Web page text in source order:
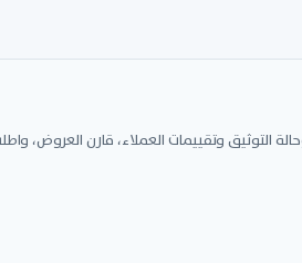
وتقييمات العملاء، قارن العروض،